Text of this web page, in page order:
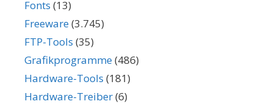
Fonts (13)
Freeware(3.745)
FTP-Tools (35)
Grafikprogramme(486)
Hardware-Tools (181)
Hardware-Treiber(6)